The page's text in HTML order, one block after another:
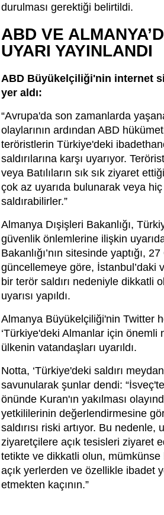
durulması gerektiği belirtildi.
ABD VE
UYARI YAYINLANDI
ABD Büyükelçiliği'nin internet
yer aldı:
“Avrupa'da son zamanlarda
olaylarının ardından ABD
teröristlerin Türkiye'deki
saldırılarına karşı uyarıyor.
veya Batılıların sık sık ziyaret
çok az uyarıda bulunarak veya
saldırabilirler.”
Almanya Dışişleri Bakanlığı,
güvenlik önlemlerine ilişkin
Bakanlığı’nın sitesinde yaptığı,
güncellemeye göre, İstanbul’daki
bir terör saldırı nedeniyle dikkatli
uyarısı yapıldı.
Almanya Büyükelçiliği'nin Twitter
‘Türkiye'deki Almanlar için önemli
ülkenin vatandaşları uyarıldı.
Notta, ‘Türkiye'deki saldırı
savunularak şunlar dendi:
önünde Kuran'ın yakılması
yetkililerinin değerlendirmesine
saldırısı riski artıyor. Bu nedenle,
ziyaretçilere açık tesisleri ziyaret
tetikte ve dikkatli olun, mümkünse
açık yerlerden ve özellikle ibadet
etmekten kaçının.”